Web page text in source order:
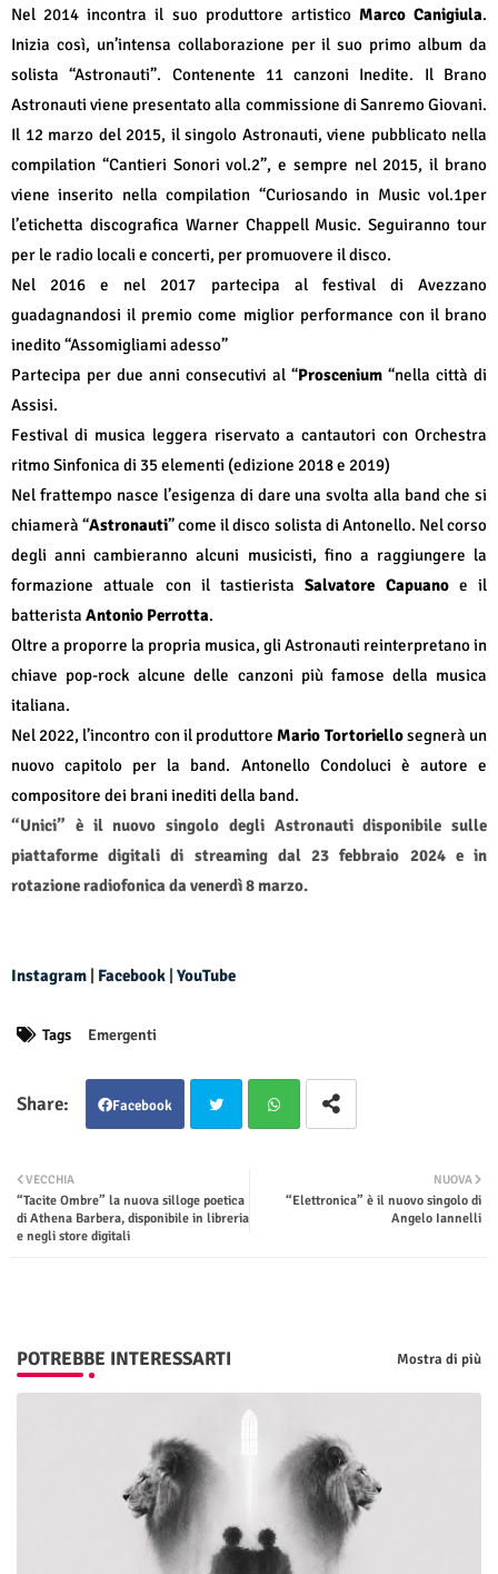
Nel 2014 incontra il suo produttore artistico Marco Canigiula.
Inizia così, un’intensa collaborazione per il suo primo album da
solista “Astronauti”. Contenente 11 canzoni Inedite. Il Brano
Astronauti viene presentato alla commissione di Sanremo Giovani.
Il 12 marzo del 2015, il singolo Astronauti, viene pubblicato nella
compilation “Cantieri Sonori vol.2”, e sempre nel 2015, il brano
viene inserito nella compilation “Curiosando in Music vol.1per
l’etichetta discografica Warner Chappell Music. Seguiranno tour
per le radio locali e concerti, per promuovere il disco.
Nel 2016 e nel 2017 partecipa al festival di Avezzano
guadagnandosi il premio come miglior performance con il brano
inedito “Assomigliami adesso”
Partecipa per due anni consecutivi al “Proscenium “nella città di
Assisi.
Festival di musica leggera riservato a cantautori con Orchestra
ritmo Sinfonica di 35 elementi (edizione 2018 e 2019)
Nel frattempo nasce l’esigenza di dare una svolta alla band che si
chiamerà “Astronauti” come il disco solista di Antonello. Nel corso
degli anni cambieranno alcuni musicisti, fino a raggiungere la
formazione attuale con il tastieristaSalvatore Capuanoe il
batterista Antonio Perrotta.
Oltre a proporre la propria musica, gli Astronauti reinterpretano in
chiave pop-rock alcune delle canzoni più famose della musica
italiana.
Nel 2022, l’incontro con il produttoreMario Tortoriellosegnerà un
nuovo capitolo per la band. Antonello Condoluci è autore e
compositore dei brani inediti della band.
“Unici” è il nuovo singolo degli Astronauti disponibile sulle
piattaforme digitali di streaming dal 23 febbraio 2024 e in
rotazione radiofonica da venerdì 8 marzo.
Instagram Facebook YouTube
Tags Emergenti
Facebook
ter
NUOVA
“Elettronica” è il nuovo singolo di
Angelo Iannelli
VECCHIA
“Tacite Ombre” la nuova silloge poetica
di Athena Barbera, disponibile in libreria
e negli store digitali
POTREBBE INTERESSARTI Mostra di più